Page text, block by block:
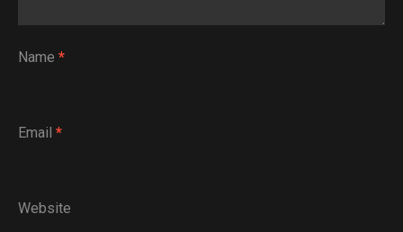
Name *
Email *
Website